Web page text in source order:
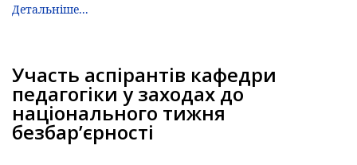
Детальніше...
Участь аспірантів кафедри
педагогіки у заходах до
національного тижня
безбар’єрності